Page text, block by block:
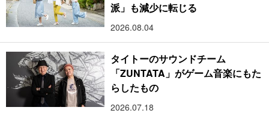
派」も減少に転じる
2026.08.04
タイトーのサウンドチーム
「ZUNTATA」がゲーム音楽にもた
らしたもの
2026.07.18